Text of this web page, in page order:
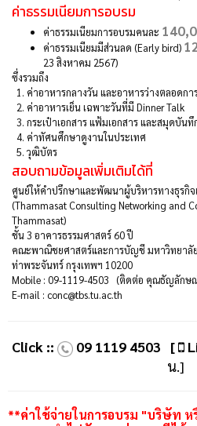
ค่าธรรมเนียมการอบรม
ค่าธรรมเนียมการอบรมคนละ
ค่าธรรมเนียมมีส่วนลด (Early bird)
23 สิงหาคม 2567)
ซึ่งรวมถึง
1. ค่าอาหารกลางวัน และอาหารว่างตลอดกา
2. ค่าอาหารเย็น เฉพาะวันที่มี Dinner Talk
3. กระเป๋าเอกสาร แฟ้มเอกสาร และสมุดบันทึ
4. ค่าทัศนศึกษาดูงานในประเทศ
5. วุฒิบัตร
สอบถามข้อมูลเพิ่มเติมได้ที่
ศูนย์ให้คำปรึกษาและพัฒนาผู้บริหารทางธุรกิ
(Thammasat Consulting Networking and
Thammasat)
ชั้น 3 อาคารธรรมศาสตร์ 60 ปี
คณะพาณิชยศาสตร์และการบัญชี มหาวิทยาลั
ท่าพระจันทร์ กรุงเทพฯ 10200
Mobile : 09-1119-4503 (ติดต่อ คุณธัญลักษ
E-mail : conc@tbs.tu.ac.th
Click :: 09 1119 4503 [
น.]
**ค่าใช้จ่ายในการอบรม "บริษัท